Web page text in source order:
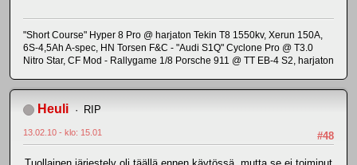
"Short Course" Hyper 8 Pro @ harjaton Tekin T8 1550kv, Xerun 150A,
6S-4,5Ah A-spec, HN Torsen F&C - "Audi S1Q" Cyclone Pro @ T3.0
Nitro Star, CF Mod - Rallygame 1/8 Porsche 911 @ TT EB-4 S2, harjaton
Heuli RIP
#48
13.02.10 - klo: 15.01